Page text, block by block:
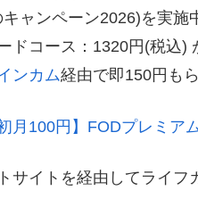
ャンペーン2026)を実施
ドコース：1320円(税込)
ンカム経由で即150円もら
初月100円】FODプレミア
サイトを経由してライフ